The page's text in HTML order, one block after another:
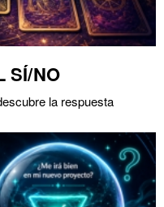
SÍ/NO
la respuesta